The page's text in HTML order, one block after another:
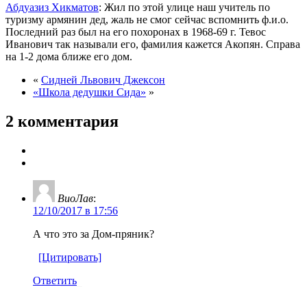
Абдуазиз Хикматов: Жил по этой улице наш учитель по
туризму армянин дед, жаль не смог сейчас вспомнить ф.и.о.
Последний раз был на его похоронах в 1968-69 г. Тевос
Иванович так называли его, фамилия кажется Акопян. Справа
на 1-2 дома ближе его дом.
« Сидней Львович Джексон
«Школа дедушки Сида» »
2 комментария
ВиоЛав:
12/10/2017 в 17:56
А что это за Дом-пряник?
[Цитировать]
Ответить